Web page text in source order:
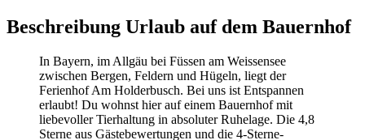
Beschreibung Urlaub auf dem Bauernhof
In Bayern, im Allgäu bei Füssen am Weissensee
zwischen Bergen, Feldern und Hügeln, liegt der
Ferienhof Am Holderbusch. Bei uns ist Entspannen
erlaubt! Du wohnst hier auf einem Bauernhof mit
liebevoller Tierhaltung in absoluter Ruhelage. Die 4,8
Sterne aus Gästebewertungen und die 4-Sterne-